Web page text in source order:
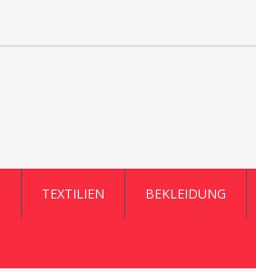
TEXTILIEN BEKLEIDUNG